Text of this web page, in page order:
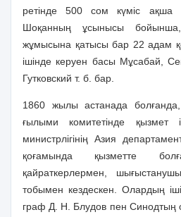
ретінде 500 сом күміс ақша
Шоқанның ұсынысы
жұмысына қатысы бар 22 адам
ішінде керуен басы Мұсабай,
Гутковский т. б. бар.
1860 жылы астанада
ғылыми комитетінде қызмет
министрлігінің Азия
қоғамында қызметте
қайраткерлермен,
тобымен кездескен. Олардың
граф Д. Н. Блудов пен Синодтың